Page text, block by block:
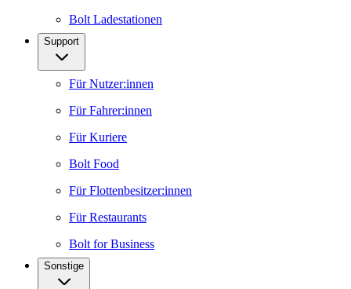
Bolt Ladestationen
Support
Für Nutzer:innen
Für Fahrer:innen
Für Kuriere
Bolt Food
Für Flottenbesitzer:innen
Für Restaurants
Bolt for Business
Sonstige